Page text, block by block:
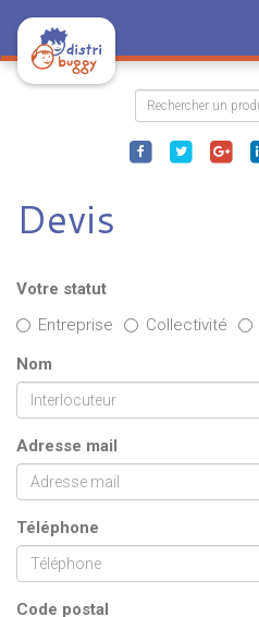
Devis
Votre statut
Entreprise
Collectivité
Nom
Adresse mail
Téléphone
Code postal